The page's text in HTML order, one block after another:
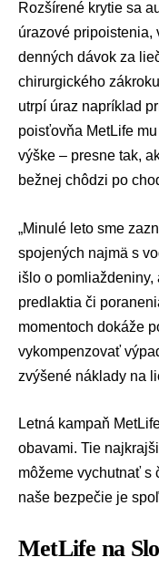
Rozšírené krytie sa
úrazové pripoistenia,
denných dávok za
chirurgického
utrpí úraz napríklad
poisťovňa MetLife
výške – presne tak,
bežnej chôdzi po
„Minulé leto sme
spojených najmä s
išlo o
predlaktia či
momentoch dokáže
vykompenzovať
zvýšené náklady na
Letná kampaň
obavami. Tie
môžeme vychutnať s
naše bezpečie je
MetLife na